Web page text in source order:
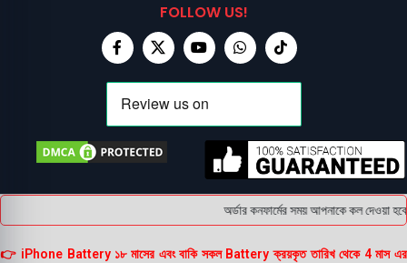
FOLLOW US!
অর্ডার কনফার্মের সময় আপনাকে কল দেওয়া
👉 iPhone Battery ১৮ মাসের এবং বাকি সকল Battery ক্রয়কৃত তারিখ থেকে 4 মাস এর